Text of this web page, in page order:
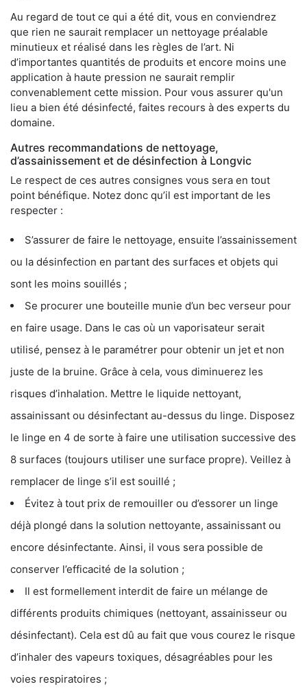
Au regard de tout ce qui a été dit, vous en conviendrez
que rien ne saurait remplacer un nettoyage préalable
minutieux et réalisé dans les règles de l’art. Ni
d’importantes quantités de produits et encore moins une
application à haute pression ne saurait remplir
convenablement cette mission. Pour vous assurer qu'un
lieu a bien été désinfecté, faites recours à des experts du
domaine.
Autres recommandations de nettoyage,
d’assainissement et de désinfection à Longvic
Le respect de ces autres consignes vous sera en tout
point bénéfique. Notez donc qu’il est important de les
respecter :
S’assurer de faire le nettoyage, ensuite l’assainissement
ou la désinfection en partant des surfaces et objets qui
sont les moins souillés ;
Se procurer une bouteille munie d’un bec verseur pour
en faire usage. Dans le cas où un vaporisateur serait
utilisé, pensez à le paramétrer pour obtenir un jet et non
juste de la bruine. Grâce à cela, vous diminuerez les
risques d’inhalation. Mettre le liquide nettoyant,
assainissant ou désinfectant au-dessus du linge. Disposez
le linge en 4 de sorte à faire une utilisation successive des
8 surfaces (toujours utiliser une surface propre). Veillez à
remplacer de linge s’il est souillé ;
Évitez à tout prix de remouiller ou d’essorer un linge
déjà plongé dans la solution nettoyante, assainissant ou
encore désinfectante. Ainsi, il vous sera possible de
conserver l’efficacité de la solution ;
Il est formellement interdit de faire un mélange de
différents produits chimiques (nettoyant, assainisseur ou
désinfectant). Cela est dû au fait que vous courez le risque
d’inhaler des vapeurs toxiques, désagréables pour les
voies respiratoires ;